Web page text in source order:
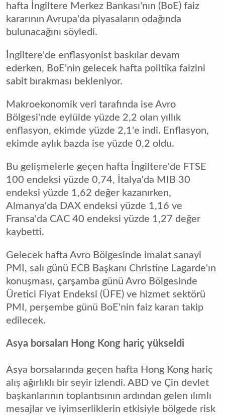
hafta İngiltere Merkez Bankası'nın (BoE) faiz
kararının Avrupa'da piyasaların odağında
bulunacağını söyledi.
İngiltere'de enflasyonist baskılar devam
ederken, BoE'nin gelecek hafta politika faizini
sabit bırakması bekleniyor.
Makroekonomik veri tarafında ise Avro
Bölgesi'nde eylülde yüzde 2,2 olan yıllık
enflasyon, ekimde yüzde 2,1'e indi. Enflasyon,
ekimde aylık bazda ise yüzde 0,2 oldu.
Bu gelişmelerle geçen hafta İngiltere'de FTSE
100 endeksi yüzde 0,74, İtalya'da MIB 30
endeksi yüzde 1,62 değer kazanırken,
Almanya'da DAX endeksi yüzde 1,16 ve
Fransa'da CAC 40 endeksi yüzde 1,27 değer
kaybetti.
Gelecek hafta Avro Bölgesinde imalat sanayi
PMI, salı günü ECB Başkanı Christine Lagarde'ın
konuşması, çarşamba günü Avro Bölgesinde
Üretici Fiyat Endeksi (ÜFE) ve hizmet sektörü
PMI, perşembe günü BoE'nin faiz kararı takip
edilecek.
Asya borsaları Hong Kong hariç yükseldi
Asya borsalarında geçen hafta Hong Kong hariç
alış ağırlıklı bir seyir izlendi. ABD ve Çin devlet
başkanlarının toplantısının ardından gelen ılımlı
mesajlar ve iyimserliklerin etkisiyle bölgede risk